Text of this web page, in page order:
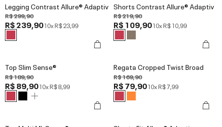
Legging Contrast Allure® Adaptiv
R$ 299,90
R$ 239,9010xR$ 23,99
Shorts Contrast Allure® Adaptiv
R$ 219,90
R$ 109,9010xR$ 10,99
Top Slim Sense®
R$ 189,90
R$ 89,9010xR$ 8,99
Regata Cropped Twist Broad
R$ 169,90
R$ 79,9010xR$ 7,99